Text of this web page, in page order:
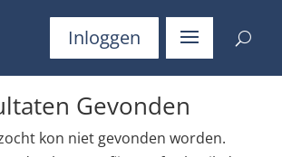
Inloggen
Gevonden
kon niet gevonden worden.